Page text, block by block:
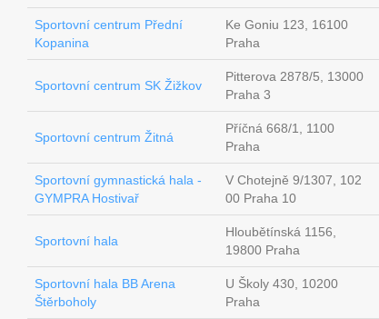
Sportovní centrum Přední
Kopanina
Ke Goniu 123, 16100
Praha
Sportovní centrum SK Žižkov
Pitterova 2878/5, 13000
Praha 3
Sportovní centrum Žitná
Příčná 668/1, 1100
Praha
Sportovní gymnastická hala -
GYMPRA Hostivař
V Chotejně 9/1307, 102
00 Praha 10
Sportovní hala
Hloubětínská 1156,
19800 Praha
Sportovní hala BB Arena
Štěrboholy
U Školy 430, 10200
Praha